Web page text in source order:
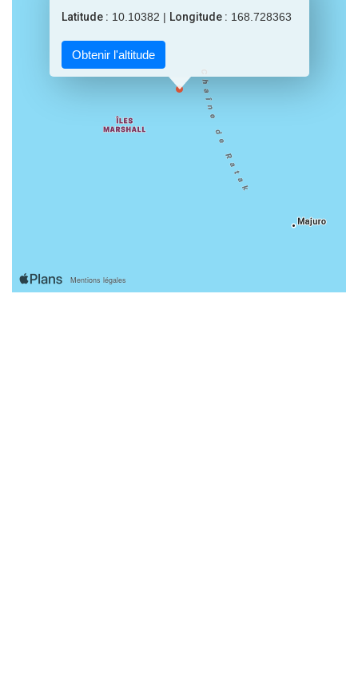
Latitude : 10.10382 | Longitude : 168.728363
Obtenir l'altitude